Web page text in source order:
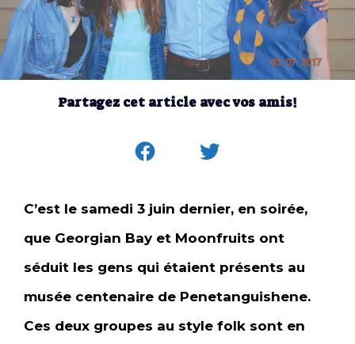
Partagez cet article avec vos amis!
C’est le samedi 3 juin dernier, en soirée,
que Georgian Bay et Moonfruits ont
séduit les gens qui étaient présents au
musée centenaire de Penetanguishene.
Ces deux groupes au style folk sont en